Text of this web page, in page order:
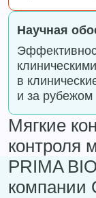
Научная
в
и за рубежом
Мягкие
контроля
PRIMA
компании